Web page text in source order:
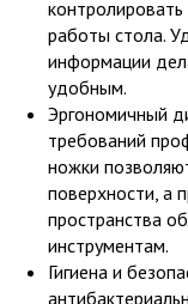
работы стола.
информации
удобным.
Эргономичный
требований
ножки
поверхности, а
пространства
инструментам.
Гигиена и